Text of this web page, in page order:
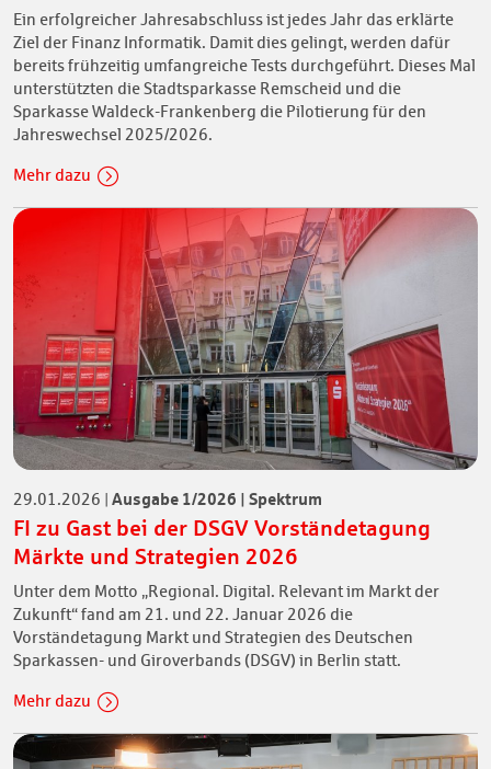
Ein erfolgreicher Jahresabschluss ist jedes Jahr das erklärte
Ziel der Finanz Informatik. Damit dies gelingt, werden dafür
bereits frühzeitig umfangreiche Tests durchgeführt. Dieses Mal
unterstützten die Stadtsparkasse Remscheid und die
Sparkasse Waldeck-Frankenberg die Pilotierung für den
Jahreswechsel 2025/2026.
Mehr dazu
29.01.2026 | Ausgabe 1/2026 | Spektrum
FI zu Gast bei der DSGV Vorständetagung
Märkte und Strategien 2026
Unter dem Motto „Regional. Digital. Relevant im Markt der
Zukunft“ fand am 21. und 22. Januar 2026 die
Vorständetagung Markt und Strategien des Deutschen
Sparkassen- und Giroverbands (DSGV) in Berlin statt.
Mehr dazu